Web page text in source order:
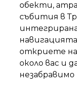
обекти,
събития в
откриете
около вас и